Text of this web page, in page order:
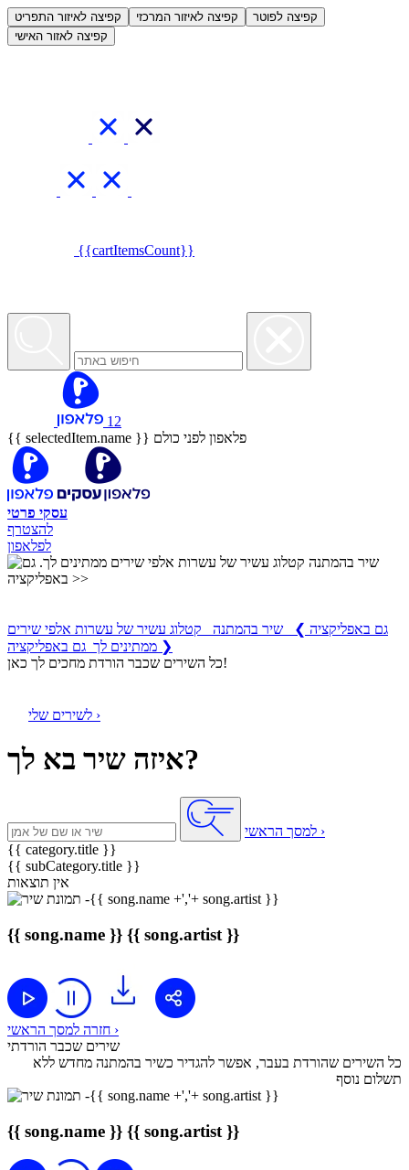
קפיצה לאיזור התפריט קפיצה לאיזור המרכזי
קפיצה לפוטר
קפיצה לאזור האישי
{{cartItemsCount}}
12
{{ selectedItem.name }} פלאפון לפני כולם
עסקי פרטי
להצטרף
לפלאפון
גם באפליקציה ❯
שיר בהמתנה קטלוג עשיר של עשרות אלפי שירים
ממתינים לך גם באפליקציה ❯
כל השירים שכבר הורדת מחכים לך כאן!
לשירים שלי ›
איזה שיר בא לך?
למסך הראשי ›
{{ category.title }}
{{ subCategory.title }}
אין תוצאות
{{ song.name }} {{ song.artist }}
חזרה למסך הראשי ›
שירים שכבר הורדתי
כל השירים שהורדת בעבר, אפשר להגדיר כשיר בהמתנה מחדש ללא
תשלום נוסף
{{ song.name }} {{ song.artist }}